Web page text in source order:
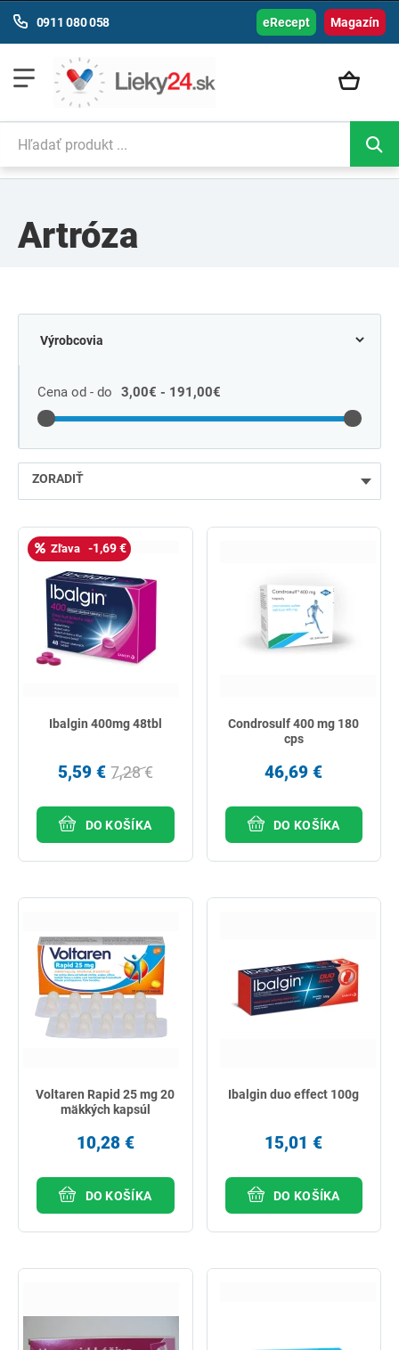
Magazín
0911 080 058 eRecept
Artróza
Cena od - do 3,00€ - 191,00€
ZORADIŤ
najpredávanejšie
podľa názvu od A
Zľava -1,69 €
Ibalgin 400mg 48tbl
5,59 € 7,28 €
DO KOŠÍKA
Condrosulf 400 mg 180
cps
46,69 €
DO KOŠÍKA
Voltaren Rapid 25 mg 20
mäkkých kapsúl
10,28 €
DO KOŠÍKA
Ibalgin duo effect 100g
15,01 €
DO KOŠÍKA